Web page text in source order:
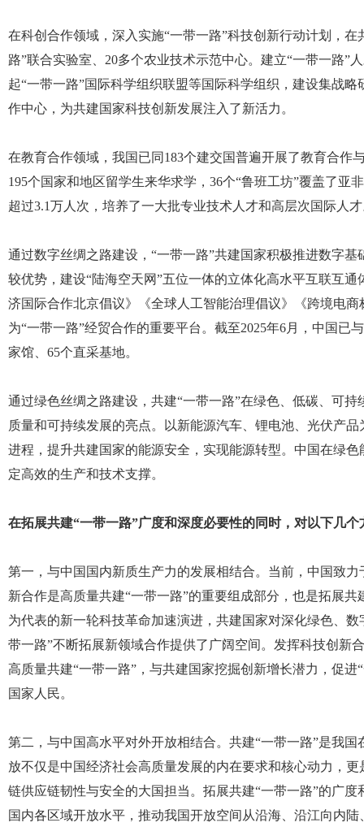
在科创合作领域，深入实施“一带一路”科技创新行动计划，
路”联合实验室、20多个农业技术示范中心。建立“一带一路”
起“一带一路”国际科学组织联盟等国际科学组织，建设集战
作中心，为共建国家科技创新发展注入了新活力。
在教育合作领域，我国已同183个建交国普遍开展了教育合作
195个国家和地区留学生来华求学，36个“鲁班工坊”覆盖了
超过3.1万人次，培养了一大批专业技术人才和高层次国际人
通过数字丝绸之路建设，“一带一路”共建国家积极推进数字
较优势，建设“陆海空天网”五位一体的立体化高水平互联互
济国际合作北京倡议》《全球人工智能治理倡议》《跨境电
为“一带一路”经贸合作的重要平台。截至2025年6月，中国已
家馆、65个直采基地。
通过绿色丝绸之路建设，共建“一带一路”在绿色、低碳、可
质量和可持续发展的亮点。以新能源汽车、锂电池、光伏产
进程，提升共建国家的能源安全，实现能源转型。中国在绿
定高效的生产和技术支撑。
在拓展共建“一带一路”广度和深度必要性的同时，对以下几
第一，与中国国内新质生产力的发展相结合。当前，中国致
新合作是高质量共建“一带一路”的重要组成部分，也是拓展
为代表的新一轮科技革命加速演进，共建国家对深化绿色、
带一路”不断拓展新领域合作提供了广阔空间。发挥科技创新
高质量共建“一带一路”，与共建国家挖掘创新增长潜力，促
国家人民。
第二，与中国高水平对外开放相结合。共建“一带一路”是我
放不仅是中国经济社会高质量发展的内在要求和核心动力，
链供应链韧性与安全的大国担当。拓展共建“一带一路”的广
国内各区域开放水平，推动我国开放空间从沿海、沿江向内